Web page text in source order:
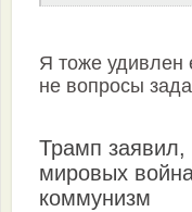
Я тоже удивлен
не вопросы
Трамп
мировых
коммунизм